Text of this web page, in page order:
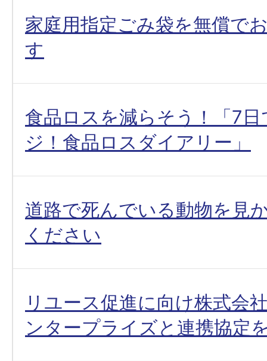
家庭用指定ごみ袋を無償で
す
食品ロスを減らそう！「7
ジ！食品ロスダイアリー」
道路で死んでいる動物を見
ください
リユース促進に向け株式会
ンタープライズと連携協定